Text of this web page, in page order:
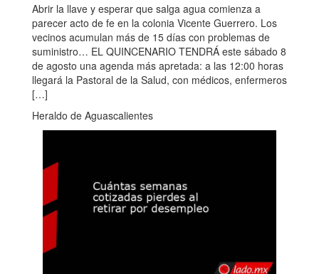
Abrir la llave y esperar que salga agua comienza a
parecer acto de fe en la colonia Vicente Guerrero. Los
vecinos acumulan más de 15 días con problemas de
suministro… EL QUINCENARIO TENDRÁ este sábado 8
de agosto una agenda más apretada: a las 12:00 horas
llegará la Pastoral de la Salud, con médicos, enfermeros
[…]
Heraldo de Aguascalientes